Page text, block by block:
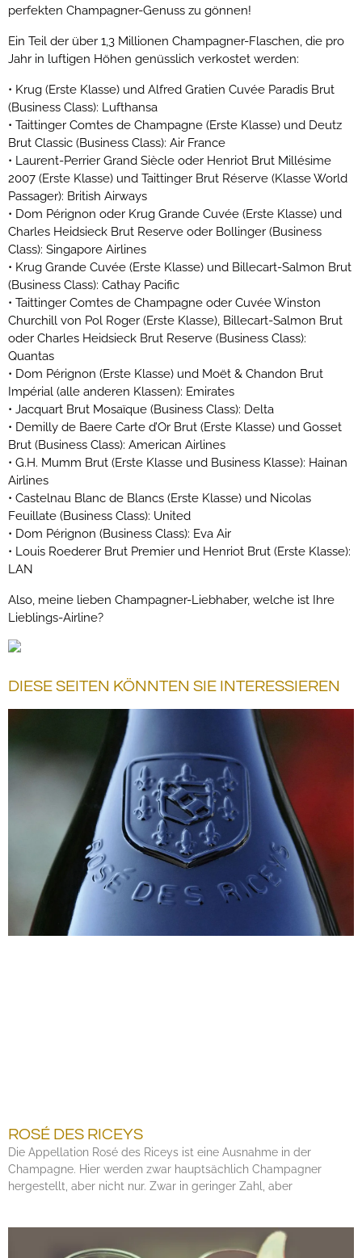
perfekten Champagner-Genuss zu gönnen!
Ein Teil der über 1,3 Millionen Champagner-Flaschen, die pro
Jahr in luftigen Höhen genüsslich verkostet werden:
• Krug (Erste Klasse) und Alfred Gratien Cuvée Paradis Brut
(Business Class): Lufthansa
• Taittinger Comtes de Champagne (Erste Klasse) und Deutz
Brut Classic (Business Class): Air France
• Laurent-Perrier Grand Siècle oder Henriot Brut Millésime
2007 (Erste Klasse) und Taittinger Brut Réserve (Klasse World
Passager): British Airways
• Dom Pérignon oder Krug Grande Cuvée (Erste Klasse) und
Charles Heidsieck Brut Reserve oder Bollinger (Business
Class): Singapore Airlines
• Krug Grande Cuvée (Erste Klasse) und Billecart-Salmon Brut
(Business Class): Cathay Pacific
• Taittinger Comtes de Champagne oder Cuvée Winston
Churchill von Pol Roger (Erste Klasse), Billecart-Salmon Brut
oder Charles Heidsieck Brut Reserve (Business Class):
Quantas
• Dom Pérignon (Erste Klasse) und Moët & Chandon Brut
Impérial (alle anderen Klassen): Emirates
• Jacquart Brut Mosaïque (Business Class): Delta
• Demilly de Baere Carte d’Or Brut (Erste Klasse) und Gosset
Brut (Business Class): American Airlines
• G.H. Mumm Brut (Erste Klasse und Business Klasse): Hainan
Airlines
• Castelnau Blanc de Blancs (Erste Klasse) und Nicolas
Feuillate (Business Class): United
• Dom Pérignon (Business Class): Eva Air
• Louis Roederer Brut Premier und Henriot Brut (Erste Klasse):
LAN
Also, meine lieben Champagner-Liebhaber, welche ist Ihre
Lieblings-Airline?
DIESE SEITEN KÖNNTEN SIE INTERESSIEREN
ROSÉ DES RICEYS
Die Appellation Rosé des Riceys ist eine Ausnahme in der
Champagne. Hier werden zwar hauptsächlich Champagner
hergestellt, aber nicht nur. Zwar in geringer Zahl, aber